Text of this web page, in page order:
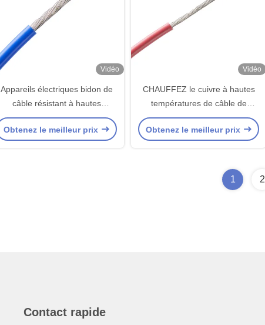
Vidéo
Appareils électriques bidon de
câble résistant à hautes
températures de cuivre
Obtenez le meilleur prix
Vidéo
CHAUFFEZ le cuivre à hautes
températures de câble de
silicone échoué 180 par
solides/cuivre bidon
Obtenez le meilleur prix
1 2
Contact rapide